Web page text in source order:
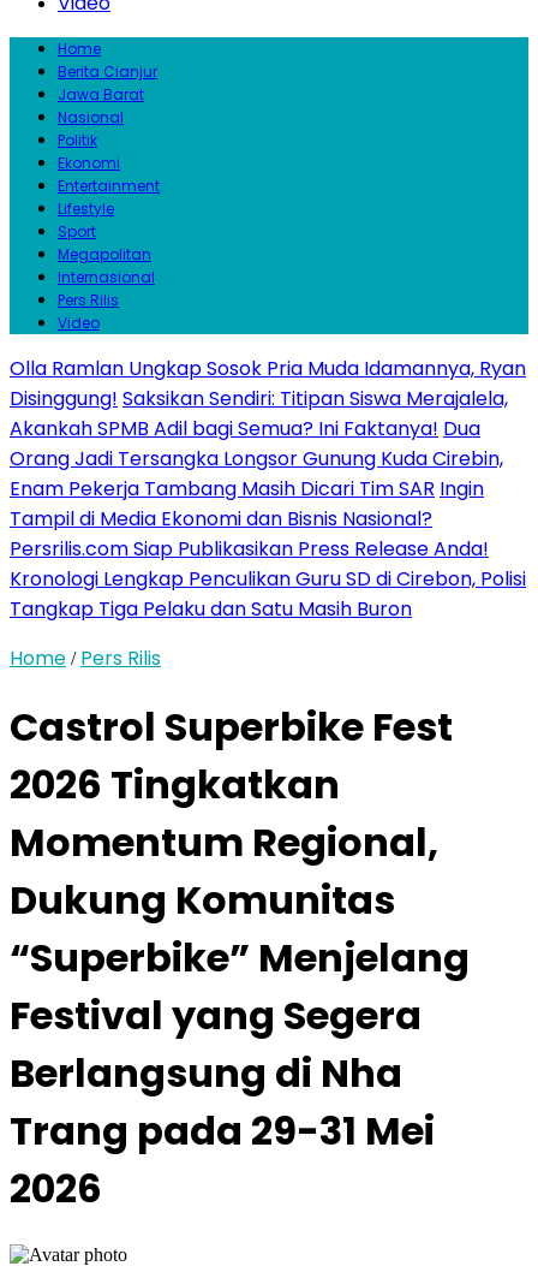
Home
Berita Cianjur
Jawa Barat
Nasional
Politik
Ekonomi
Entertainment
Lifestyle
Sport
Megapolitan
Internasional
Pers Rilis
Video
Olla Ramlan Ungkap Sosok Pria Muda Idamannya, Ryan
Disinggung! Saksikan Sendiri: Titipan Siswa Merajalela,
Akankah SPMB Adil bagi Semua? Ini Faktanya! Dua
Orang Jadi Tersangka Longsor Gunung Kuda Cirebin,
Enam Pekerja Tambang Masih Dicari Tim SAR Ingin
Tampil di Media Ekonomi dan Bisnis Nasional?
Persrilis.com Siap Publikasikan Press Release Anda!
Kronologi Lengkap Penculikan Guru SD di Cirebon, Polisi
Tangkap Tiga Pelaku dan Satu Masih Buron
Home / Pers Rilis
Castrol Superbike Fest
2026 Tingkatkan
Momentum Regional,
Dukung Komunitas
“Superbike” Menjelang
Festival yang Segera
Berlangsung di Nha
Trang pada 29-31 Mei
2026